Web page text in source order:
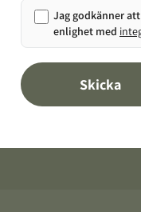
Jag godkänner
enlighet med
Skicka